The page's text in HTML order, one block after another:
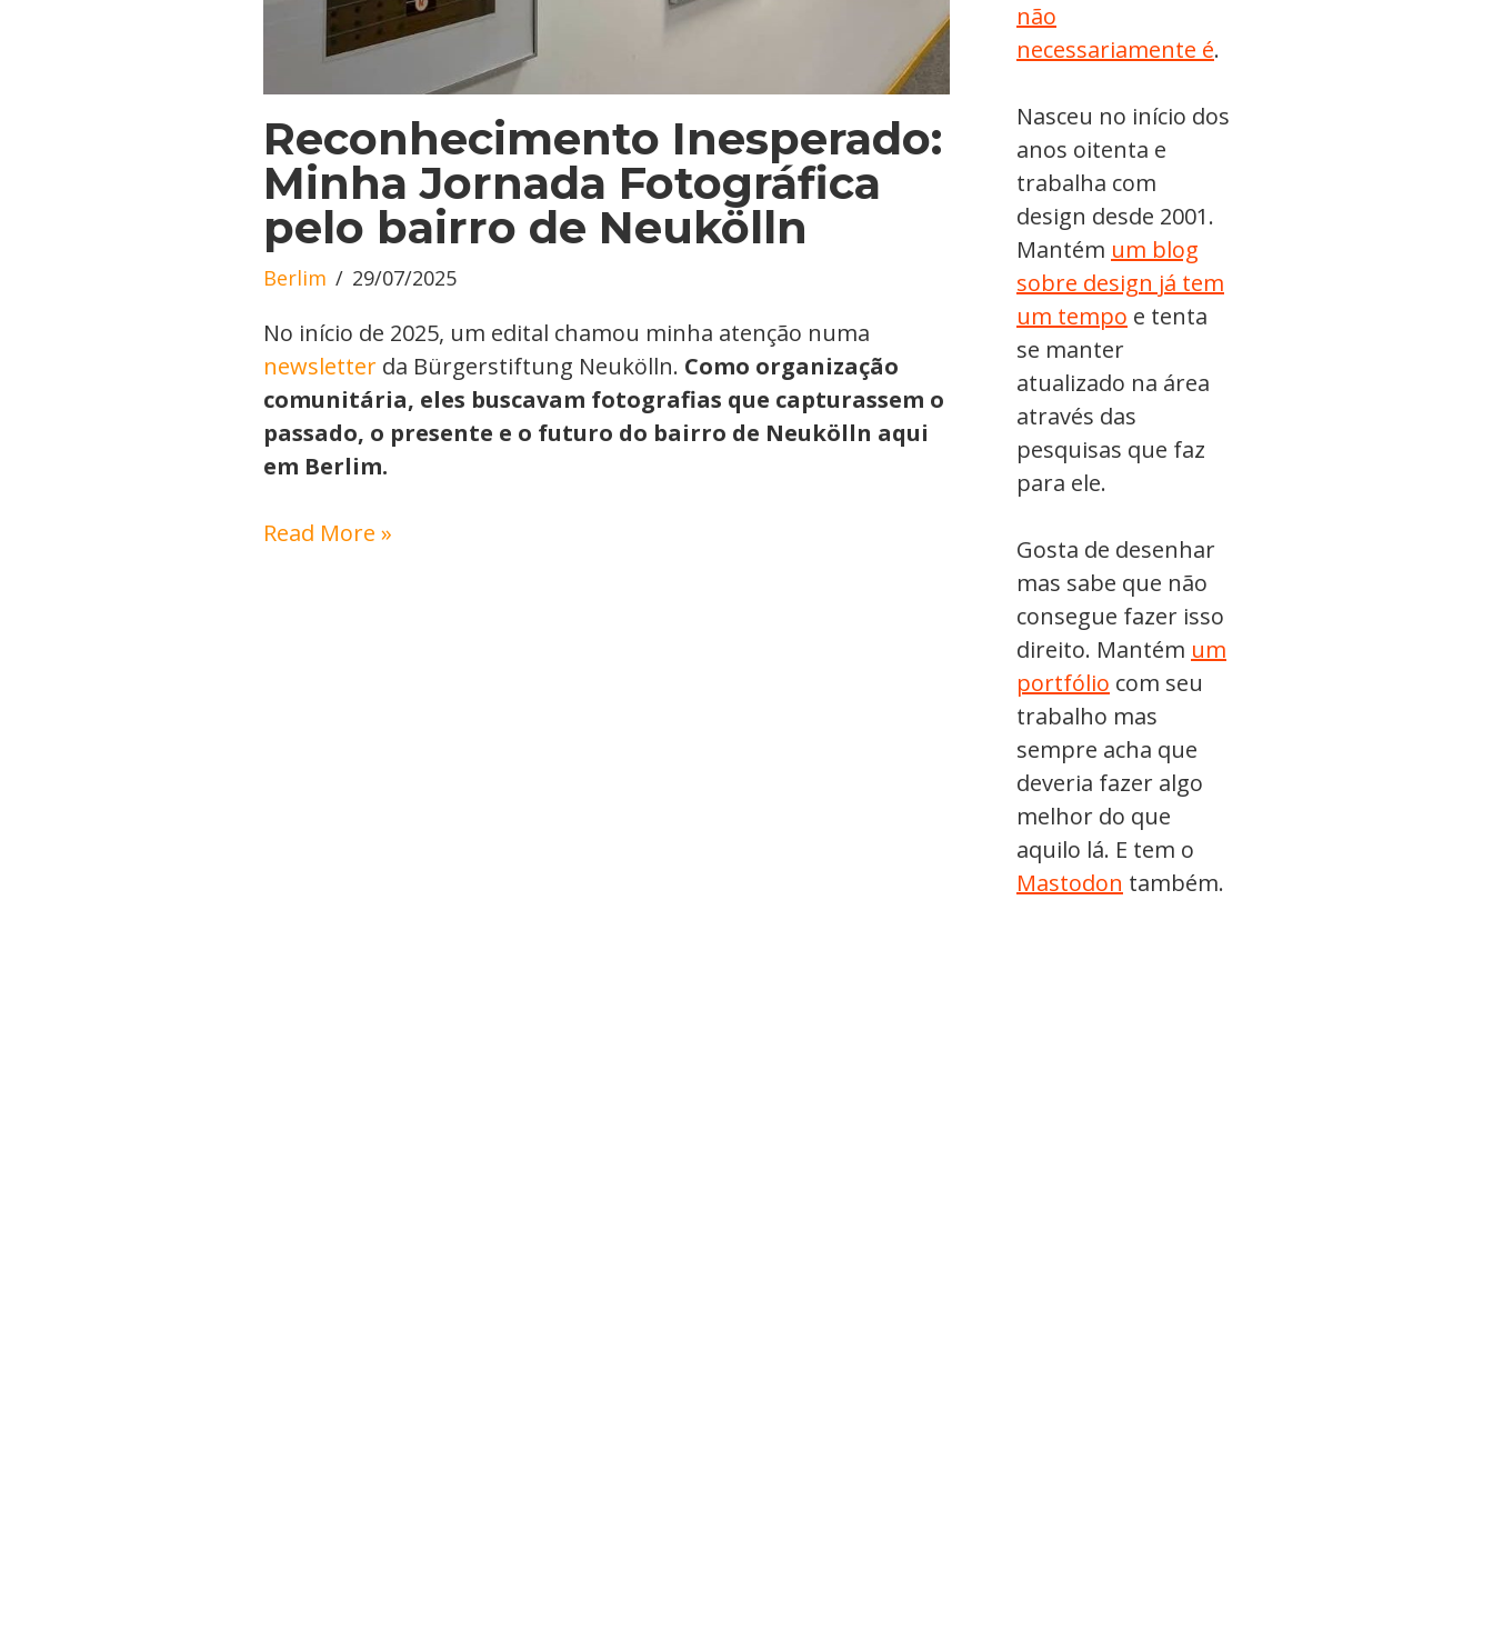
Reconhecimento Inesperado:
Minha Jornada Fotográfica
pelo bairro de Neukölln
Berlim 29/07/2025
No início de 2025, um edital chamou minha atenção numa
newsletter da Bürgerstiftung Neukölln. Como organização
comunitária, eles buscavam fotografias que capturassem o
passado, o presente e o futuro do bairro de Neukölln aqui
em Berlim.
Read More »
não
necessariamente é.
Nasceu no início dos
anos oitenta e
trabalha com
design desde 2001.
Mantém um blog
sobre design já tem
um tempo e tenta
se manter
atualizado na área
através das
pesquisas que faz
para ele.
Gosta de desenhar
mas sabe que não
consegue fazer isso
direito. Mantém um
portfólio com seu
trabalho mas
sempre acha que
deveria fazer algo
melhor do que
aquilo lá. E tem o
Mastodon também.